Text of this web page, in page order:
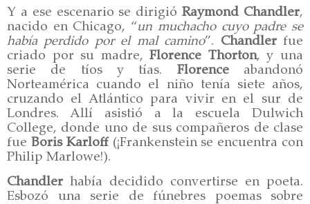
Y a ese escenario se dirigióRaymond Chandler,
nacido en Chicago, “un muchacho cuyo padre se
había perdido por el mal camino”. Chandlerfue
criado por su madre,Florence Thorton, y una
serie de tíos y tías. Florence abandonó
Norteamérica cuando el niño tenía siete años,
cruzando el Atlántico para vivir en el sur de
Londres. Allí asistió a la escuela Dulwich
College, donde uno de sus compañeros de clase
fue Boris Karloff(¡Frankenstein se encuentra con
Philip Marlowe!).
Chandler había decidido convertirse en poeta.
Esbozó una serie de fúnebres poemas sobre